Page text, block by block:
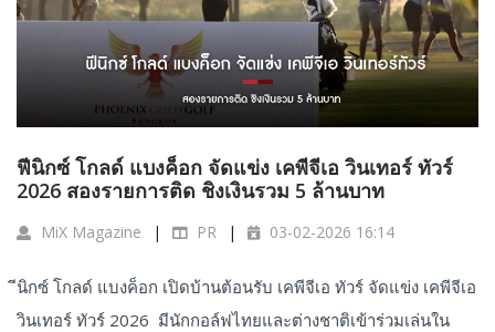
ฟีนิกซ์ โกลด์ แบงค็อก จัดแข่ง เคพีจีเอ วินเทอร์ ทัวร์
2026 สองรายการติด ชิงเงินรวม 5 ล้านบาท
MiX Magazine PR 03-02-2026 16:14
ีนิกซ์ โกลด์ แบงค็อก เปิดบ้านต้อนรับ เคพีจีเอ ทัวร์ จัดแข่ง เคพีจีเอ
วินเทอร์ ทัวร์ 2026 มีนักกอล์ฟไทยและต่างชาติเข้าร่วมเล่นใน